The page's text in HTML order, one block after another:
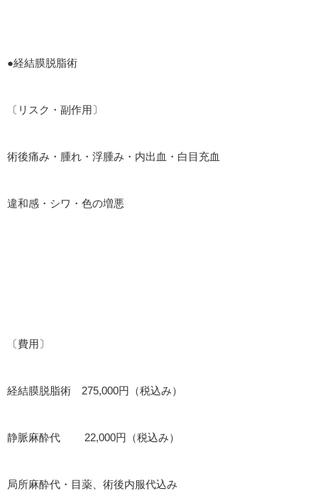
●経結膜脱脂術
〔リスク・副作用〕
術後痛み・腫れ・浮腫み・内出血・白目充血
違和感・シワ・色の増悪
〔費用〕
経結膜脱脂術 275,000円（税込み）
静脈麻酔代 22,000円（税込み）
局所麻酔代・目薬、術後内服代込み